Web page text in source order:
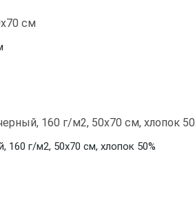
г/м2, 50х70 см, хлопок 50%